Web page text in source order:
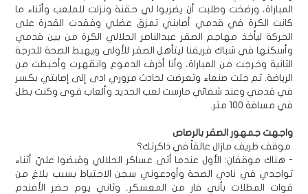
المباراة، ورضخت وطلبت أن يضربوا لي حقنة ونزلت للملعب وأثناء ما
كانت الكرة في قدمي أصابني تمزق عضلي وفقدت القدرة على
الحركة ليأخذ مهاجم الصقر عبدالناصر الحلالي الكرة من بين قدمي
وأسكنها في شباك فريقنا ليتأهل الصقر للأولى ويهبط الصحة للدرجة
الثانية وخرجت من المباراة، وأنا أذرف الدموع وانقهرت وأحبطت من
الرياضة. ثم جئت صنعاء وتعرضت لحادث مروري ادى إلى إصابتي بكسر
في قدمي وعند شفائي مارست لعب الحديد وألعاب قوى وكنت بطل
في مسافة 100 متر.
واجهت جمهور الصقر بالرصاص
موقف ظريف مازال عالقاً في ذاكرتك؟
- هناك موقفان: الأول عندما أتى عساكر الحلالي وقبضوا عليّ أثناء
تواجدي في نادي الصحة وأودعوني سجن الاحتياط بسبب بلاغ من
قوات المظلات بأني فار من المعسكر, وثاني يوم حضر الأفندم